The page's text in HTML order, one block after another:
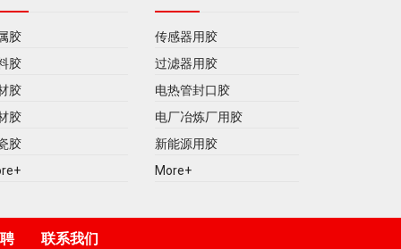
胶
胶
胶
胶
胶
传感器用胶
过滤器用胶
电热管封口胶
电厂冶炼厂用胶
新能源用胶
More+
联系我们